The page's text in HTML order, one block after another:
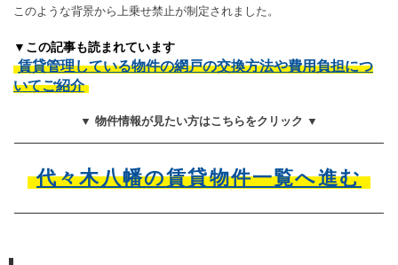
このような背景から上乗せ禁止が制定されました。
▼この記事も読まれています
賃貸管理している物件の網戸の交換方法や費用負担につ
いてご紹介
▼ 物件情報が見たい方はこちらをクリック ▼
代々木八幡の賃貸物件一覧へ進む